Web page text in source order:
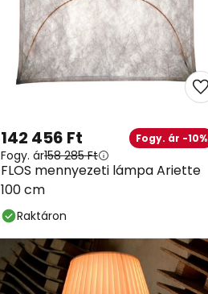
FLOS mennyezeti lámpa Ariette
100 cm
142 456 Ft Fogy. ár -10%
Fogy. ár158 285 Ft
Raktáron